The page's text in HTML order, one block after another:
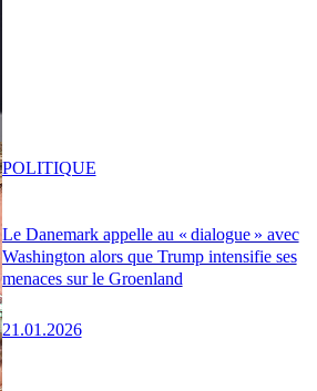
Le Danemark appelle au « dialogue » avec
Washington alors que Trump intensifie ses
menaces sur le Groenland
21.01.2026
POLITIQUE